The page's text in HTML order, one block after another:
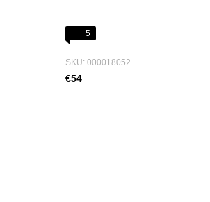
5
SKU: 000018052
€54